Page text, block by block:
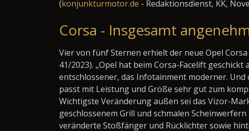
(konjunkturmotor.de - Redaktionsdienst, KK,
Corsa - Insgesamt
Vier von fünf Sternen erhielt der neue Opel
41/2023). „Opel hat beim Corsa-Facelift
entschlossener, das Infotainment moderner.
passt mit Leistung und Größe sehr gut zum
Wichtigste Veränderung außen sei das Vizor-
geschlossenem Grill und schmalen
veränderte Stoßfänger und Rücklichter sowie